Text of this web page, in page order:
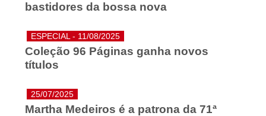
bastidores da bossa nova
ESPECIAL - 11/08/2025
Coleção 96 Páginas ganha novos
títulos
25/07/2025
Martha Medeiros é a patrona da 71ª